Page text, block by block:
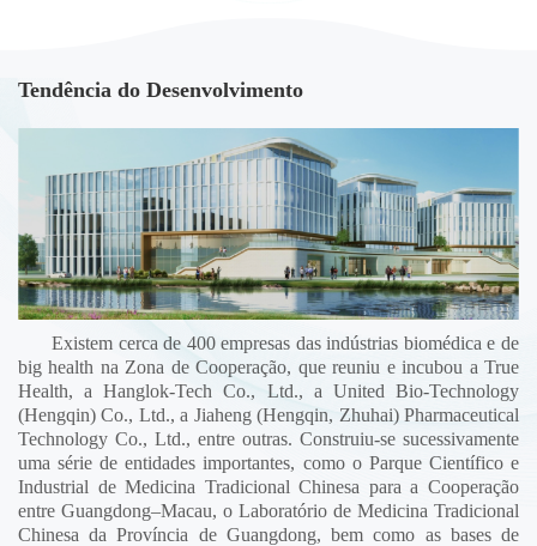
Tendência do Desenvolvimento
Existem cerca de 400 empresas das indústrias biomédica e de
big health na Zona de Cooperação, que reuniu e incubou a True
Health, a Hanglok-Tech Co., Ltd., a United Bio-Technology
(Hengqin) Co., Ltd., a Jiaheng (Hengqin, Zhuhai) Pharmaceutical
Technology Co., Ltd., entre outras. Construiu-se sucessivamente
uma série de entidades importantes, como o Parque Científico e
Industrial de Medicina Tradicional Chinesa para a Cooperação
entre Guangdong–Macau, o Laboratório de Medicina Tradicional
Chinesa da Província de Guangdong, bem como as bases de